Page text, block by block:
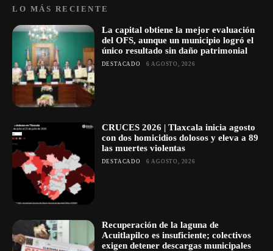
LO MÁS RECIENTE
La capital obtiene la mejor evaluación
del OFS, aunque un municipio logró el
único resultado sin daño patrimonial
DESTACADO 6 AGOSTO, 2026
CRUCES 2026 | Tlaxcala inicia agosto
con dos homicidios dolosos y eleva a 89
las muertes violentas
DESTACADO 6 AGOSTO, 2026
Recuperación de la laguna de
Acuitlapilco es insuficiente; colectivos
exigen detener descargas municipales